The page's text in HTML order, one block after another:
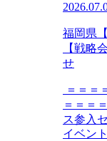
福岡県
【戦略
せ
＝＝＝
＝＝
ス参入
イベント